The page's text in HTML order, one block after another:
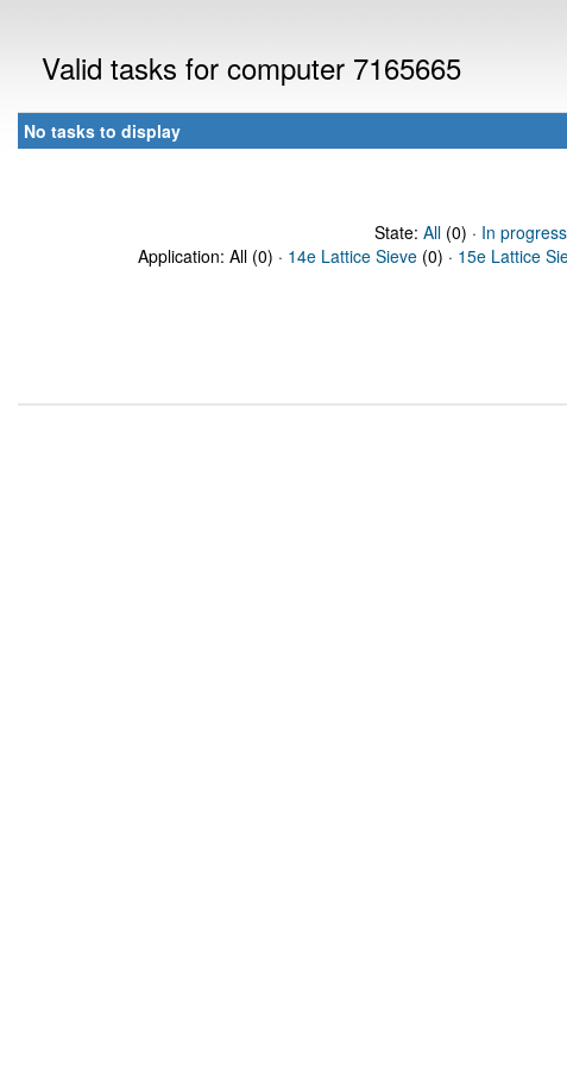
Valid tasks for computer 7165665
No tasks to display
State: All(0) · In progress
Application: All (0) · 14e Lattice Sieve (0) · 15e Lattice